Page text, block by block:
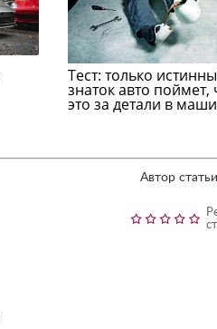
Тест: только
знаток авто поймет,
это за детали в
Автор